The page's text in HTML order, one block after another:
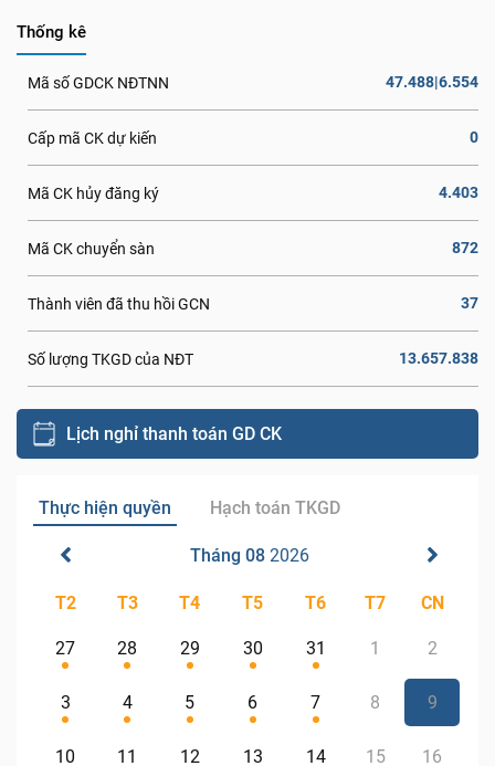
Thống kê
Mã số GDCK NĐTNN 47.488|6.554
Cấp mã CK dự kiến 0
Mã CK hủy đăng ký 4.403
Mã CK chuyển sàn 872
Thành viên đã thu hồi GCN 37
Số lượng TKGD của NĐT 13.657.838
Lịch nghỉ thanh toán GD CK
Thực hiện quyền Hạch toán TKGD
Tháng 08 2026
T2 T3 T4 T5 T6 T7 CN
27 28 29 30 31 1 2
3 4 5 6 7 8 9
10 11 12 13 14 15 16